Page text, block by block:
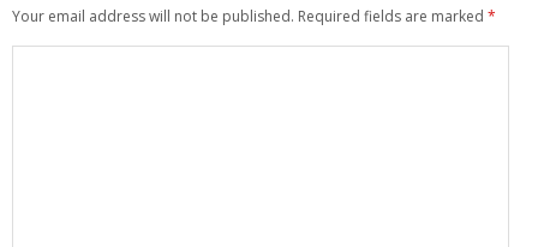
Your email address will not be published. Required fields are marked *